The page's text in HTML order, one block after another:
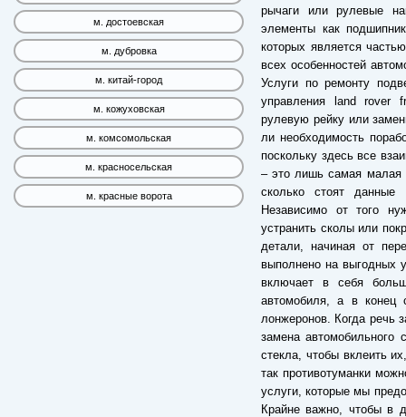
м. достоевская
м. дубровка
м. китай-город
м. кожуховская
м. комсомольская
м. красносельская
м. красные ворота
рычаги или рулевые
элементы как
которых является
всех особенностей
Услуги по ремонту
управления land rover
рулевую рейку или
ли необходимость
поскольку здесь все
– это лишь самая малая
сколько стоят
Независимо от того
устранить сколы или
детали, начиная от
выполнено на выгодных
включает в себя
автомобиля, а в конец
лонжеронов. Когда речь
замена автомобильного
стекла, чтобы вклеить
так противотуманки
услуги, которые мы
Крайне важно, чтобы в